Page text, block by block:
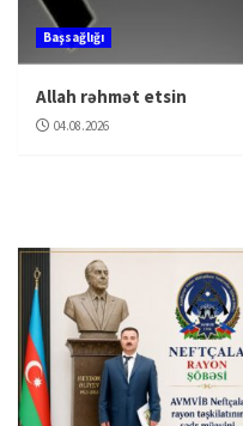
Başsağlığı
Allah rəhmət etsin
04.08.2026